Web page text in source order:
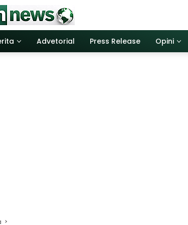
Advetorial Press Release Opini